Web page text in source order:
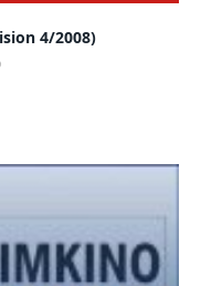
4/2008)